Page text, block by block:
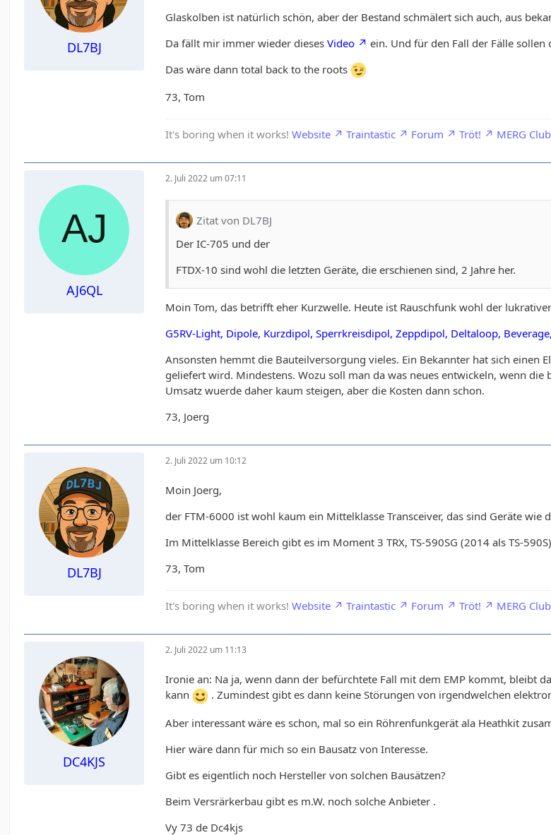
DL7BJ
Glaskolben ist natürlich schön, aber der Bestand schmälert sich auch, aus
Da fällt mir immer wieder diesesVideo
ein. Und für den Fall der Fälle sollen
Das wäre dann total back to the roots
73, Tom
It's boring when it works!Website Traintastic Forum Tröt! MERG
AJ6QL
2. Juli 2022 um 07:11
Zitat von DL7BJ
Der IC-705 und der
FTDX-10 sind wohl die letzten Geräte, die erschienen sind, 2 Jahre her.
Moin Tom, das betrifft eher Kurzwelle. Heute ist Rauschfunk wohl der
G5RV-Light, Dipole, Kurzdipol, Sperrkreisdipol, Zeppdipol, Deltaloop,
Ansonsten hemmt die Bauteilversorgung vieles. Ein Bekannter hat sich einen
geliefert wird. Mindestens. Wozu soll man da was neues entwickeln, wenn
Umsatz wuerde daher kaum steigen, aber die Kosten dann schon.
73, Joerg
DL7BJ
2. Juli 2022 um 10:12
Moin Joerg,
der FTM-6000 ist wohl kaum ein Mittelklasse Transceiver, das sind Geräte wie
Im Mittelklasse Bereich gibt es im Moment 3 TRX, TS-590SG (2014 als TS-
73, Tom
It's boring when it works!Website Traintastic Forum Tröt! MERG
DC4KJS
2. Juli 2022 um 11:13
Ironie an: Na ja, wenn dann der befürchtete Fall mit dem EMP kommt, bleibt
kann
. Zumindest gibt es dann keine Störungen von irgendwelchen
Aber interessant wäre es schon, mal so ein Röhrenfunkgerät ala Heathkit
Hier wäre dann für mich so ein Bausatz von Interesse.
Gibt es eigentlich noch Hersteller von solchen Bausätzen?
Beim Versrärkerbau gibt es m.W. noch solche Anbieter .
Vy 73 de Dc4kjs